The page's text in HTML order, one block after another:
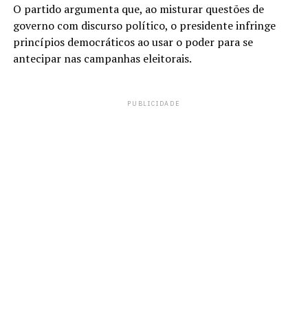
O partido argumenta que, ao misturar questões de
governo com discurso político, o presidente infringe
princípios democráticos ao usar o poder para se
antecipar nas campanhas eleitorais.
PUBLICIDADE